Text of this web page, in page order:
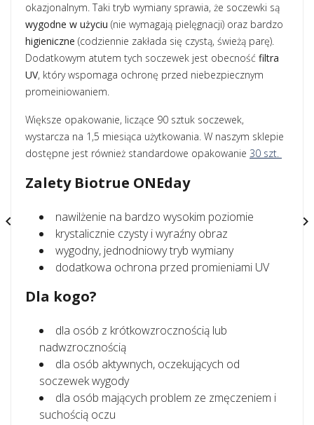
okazjonalnym. Taki tryb wymiany sprawia, że soczewki są
wygodne w użyciu (nie wymagają pielęgnacji) oraz bardzo
higieniczne (codziennie zakłada się czystą, świeżą parę).
Dodatkowym atutem tych soczewek jest obecność filtra
UV, który wspomaga ochronę przed niebezpiecznym
promeiniowaniem.
Większe opakowanie, liczące 90 sztuk soczewek,
wystarcza na 1,5 miesiąca użytkowania. W naszym sklepie
dostępne jest również standardowe opakowanie 30 szt.
Zalety Biotrue ONEday
nawilżenie na bardzo wysokim poziomie
krystalicznie czysty i wyraźny obraz
wygodny, jednodniowy tryb wymiany
dodatkowa ochrona przed promieniami UV
Dla kogo?
dla osób z krótkowzrocznością lub
nadwzrocznością
dla osób aktywnych, oczekujących od
soczewek wygody
dla osób mających problem ze zmęczeniem i
suchością oczu
 